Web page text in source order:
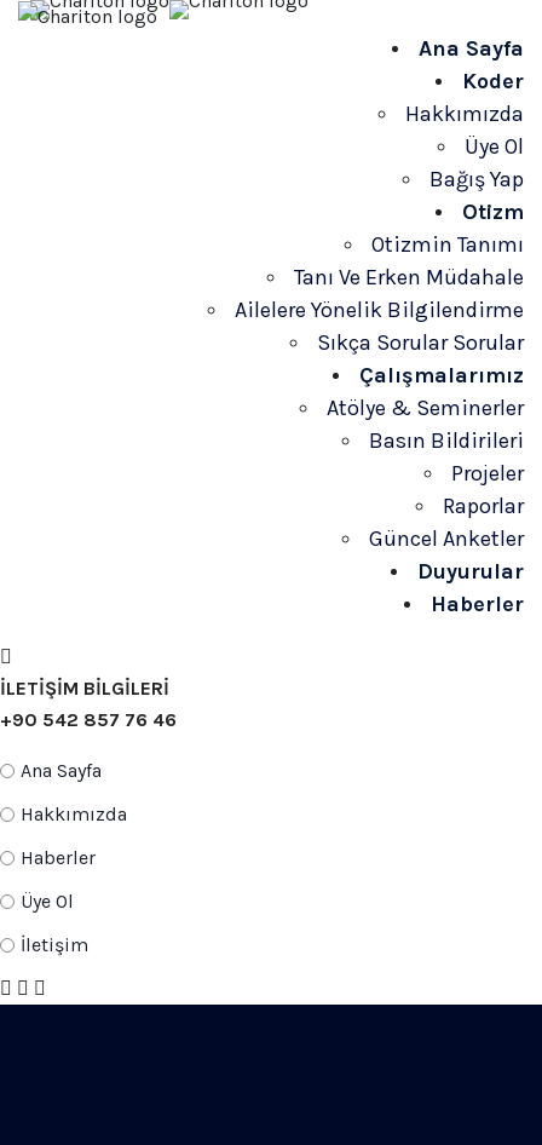
Ana Sayfa
Koder
Hakkımızda
Üye Ol
Bağış Yap
Otizm
Otizmin Tanımı
Tanı Ve Erken Müdahale
Ailelere Yönelik Bilgilendirme
Sıkça Sorular Sorular
Çalışmalarımız
Atölye & Seminerler
Basın Bildirileri
Projeler
Raporlar
Güncel Anketler
Duyurular
Haberler
İLETİŞİM BİLGİLERİ
+90 542 857 76 46
Ana Sayfa
Hakkımızda
Haberler
Üye Ol
İletişim